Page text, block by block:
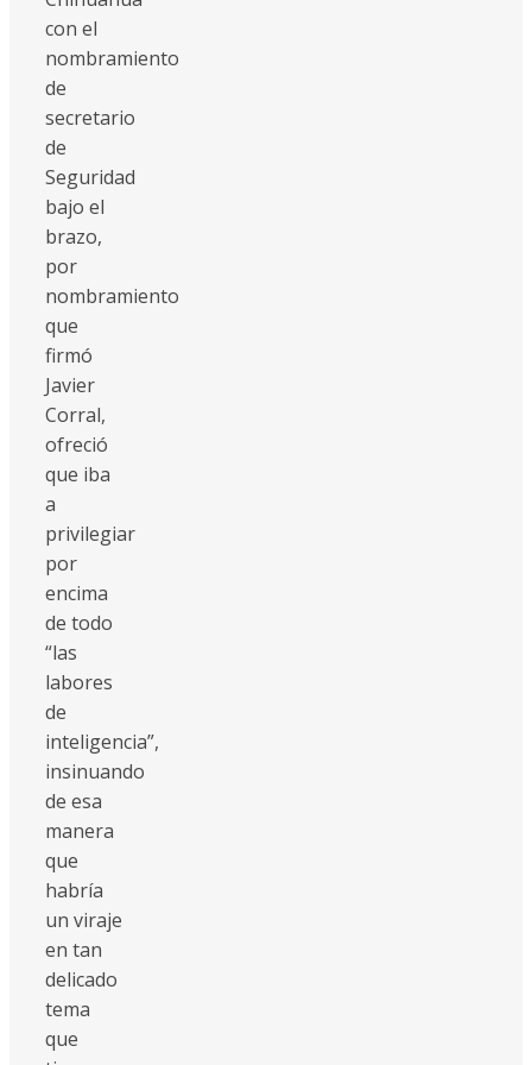
con el
nombramiento
de
secretario
de
Seguridad
bajo el
brazo,
por
nombramiento
que
firmó
Javier
Corral,
ofreció
que iba
a
privilegiar
por
encima
de todo
“las
labores
de
inteligencia”,
insinuando
de esa
manera
que
habría
un viraje
en tan
delicado
tema
que